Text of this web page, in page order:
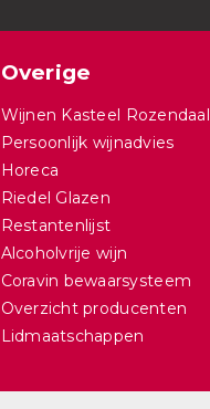
Overige
Wijnen Kasteel Rozendaal
Persoonlijk wijnadvies
Horeca
Riedel Glazen
Restantenlijst
Alcoholvrije wijn
Coravin bewaarsysteem
Overzicht producenten
Lidmaatschappen